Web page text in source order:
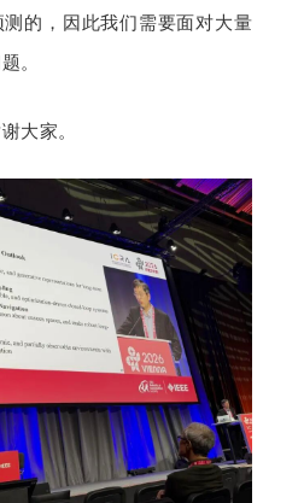
的，因此我们需要面对大量
。
大家。